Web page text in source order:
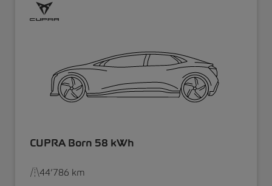
CUPRA Born 58 kWh
44’786 km